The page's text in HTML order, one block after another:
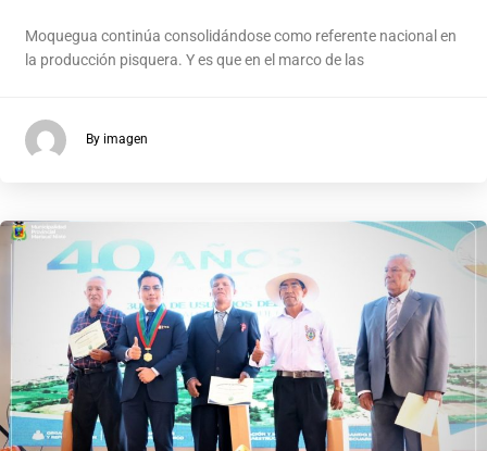
Moquegua continúa consolidándose como referente nacional en
la producción pisquera. Y es que en el marco de las
By imagen